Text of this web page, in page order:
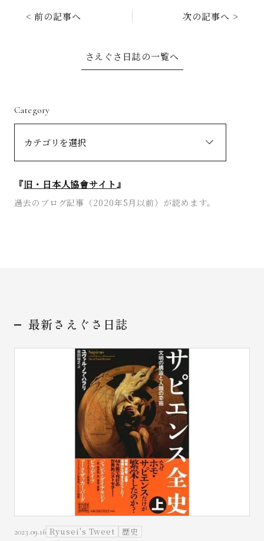
< 前の記事へ 次の記事へ >
さえぐさ日誌の一覧へ
Category
『旧・日本人協會サイト』
過去のブログ記事（2020年5月以前）が読めます。
最新さえぐさ日誌
2023.09.16 Ryusei's Tweet 歴史